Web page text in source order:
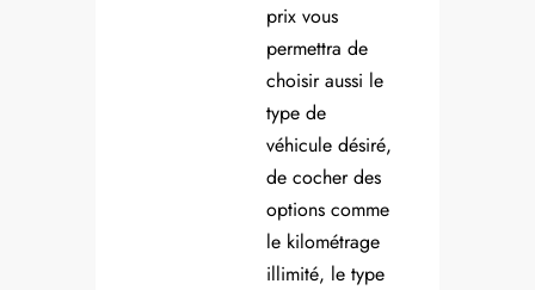
prix vous
permettra de
choisir aussi le
type de
véhicule désiré,
de cocher des
options comme
le kilométrage
illimité, le type